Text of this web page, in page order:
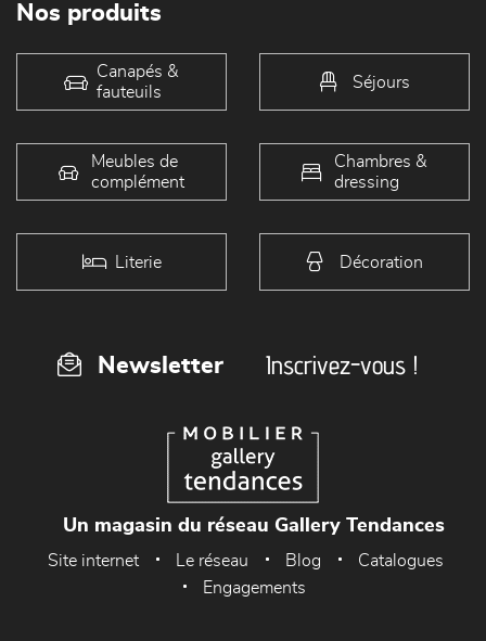
Nos produits
Canapés &
fauteuils
Séjours
Meubles de
complément
Chambres &
dressing
Literie Décoration
Newsletter Inscrivez-vous !
Un magasin du réseau Gallery Tendances
Site internet Le réseau Blog
Catalogues
Engagements